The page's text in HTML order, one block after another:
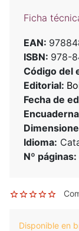
Ficha
EAN:
ISBN: 978-
Código del
Editorial:
Fecha de
Idioma:
Nº páginas:
Disponible en